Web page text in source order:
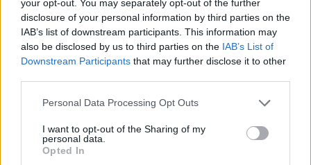
your opt-out. You may separately opt-out of the further
disclosure of your personal information by third parties on the
IAB’s list of downstream participants. This information may
also be disclosed by us to third parties on the IAB’s List of
Downstream Participants that may further disclose it to other
Personal Data Processing Opt Outs
I want to opt-out of the Sharing of my
personal data.
Opted In
Lue myös: Strategiset oivallukset: Valmistautuminen Euro
2024 -turnaukseen fanin näkökulmasta